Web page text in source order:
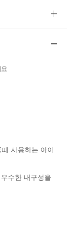
사용하는 아이
수한 내구성을